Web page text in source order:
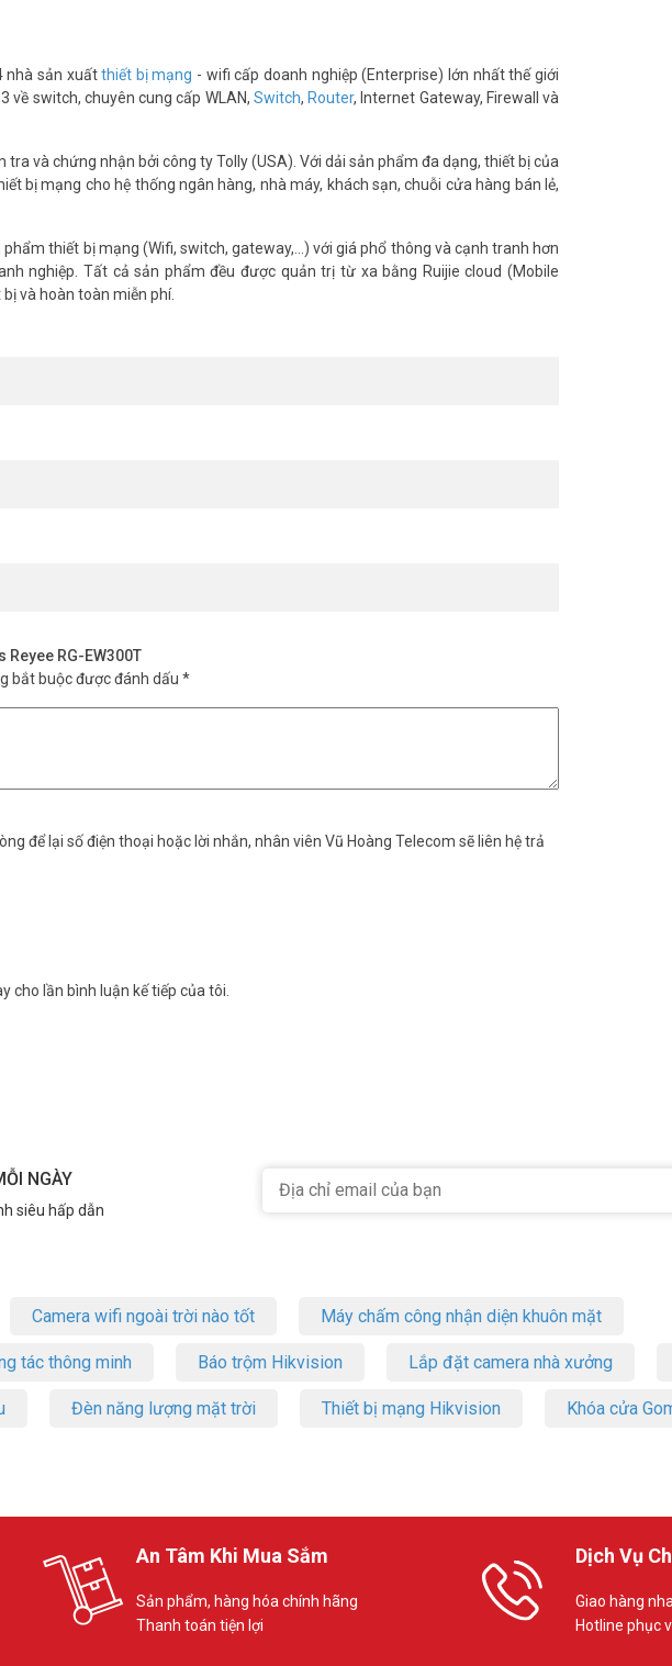
tốc độ “rùa bò” nữa!
mẽ, ổn định trong phạm vi rộng. Bạn có thể thoải mái sử dụng Internet ở bất cứ
mình. Bạn có thể sử dụng nó ở bất cứ đâu, từ quán cà phê, xe ô tô đến những
nhà sản xuấtthiết bị mạng - wifi cấp doanh nghiệp (Enterprise) lớn nhất thế giới
về switch, chuyên cung cấp WLAN, Switch,Router, Internet Gateway, Firewall và
và chứng nhận bởi công ty Tolly (USA). Với dải sản phẩm đa dạng, thiết bị của
bị mạng cho hệ thống ngân hàng, nhà máy, khách sạn, chuỗi cửa hàng bán lẻ,
thiết bị mạng (Wifi, switch, gateway,...) với giá phổ thông và cạnh tranh hơn
nghiệp. Tất cả sản phẩm đều được quản trị từ xa bằng Ruijie cloud (Mobile
và hoàn toàn miễn phí.
Reyee RG-EW300T
bắt buộc được đánh dấu *
để lại số điện thoại hoặc lời nhắn, nhân viên Vũ Hoàng Telecom sẽ liên hệ trả
cho lần bình luận kế tiếp của tôi.
NGÀY
siêu hấp dẫn
Camera wifi ngoài trời nào tốt Máy chấm công nhận diện khuôn mặt
tác thông minh Báo trộm Hikvision Lắp đặt camera nhà xưởng
Đèn năng lượng mặt trời Thiết bị mạng Hikvision Khóa cửa
An Tâm Khi Mua Sắm
Sản phẩm, hàng hóa chính hãng
Thanh toán tiện lợi
Dịch Vụ
Giao hàng
Hotline phục